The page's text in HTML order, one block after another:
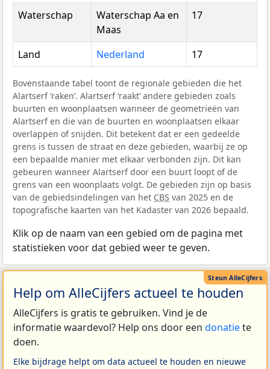
Waterschap
Waterschap Aa en
Maas
17
Land Nederland 17
Bovenstaande tabel toont de regionale gebieden die het
Alartserf ‘raken’. Alartserf ‘raakt’ andere gebieden zoals
buurten en woonplaatsen wanneer de geometrieën van
Alartserf en die van de buurten en woonplaatsen elkaar
overlappen of snijden. Dit betekent dat er een gedeelde
grens is tussen de straat en deze gebieden, waarbij ze op
een bepaalde manier met elkaar verbonden zijn. Dit kan
gebeuren wanneer Alartserf door een buurt loopt of de
grens van een woonplaats volgt. De gebieden zijn op basis
van de gebiedsindelingen van het CBS van 2025 en de
topografische kaarten van het Kadaster van 2026 bepaald.
Klik op de naam van een gebied om de pagina met
statistieken voor dat gebied weer te geven.
Help om AlleCijfers actueel te houden
AlleCijfers is gratis te gebruiken. Vind je de
informatie waardevol? Help ons door een donatiete
doen.
Elke bijdrage helpt om data actueel te houden en nieuwe